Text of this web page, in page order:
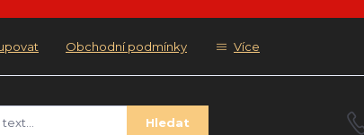
Obchodní podmínky Více
Hledat